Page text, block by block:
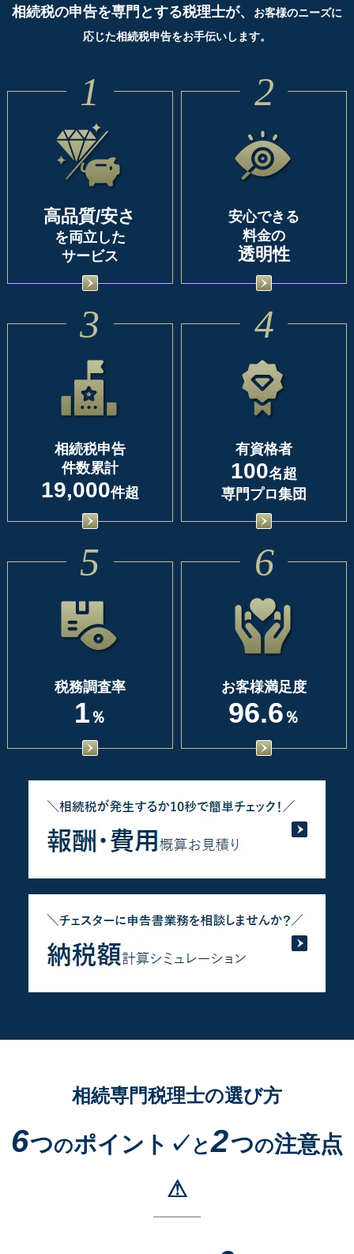
相続税の申告を専門とする税理士が、
お客様のニーズに
応じた相続税申告をお手伝いします。
1
高品質/安さ
を両立した
サービス
2
安心できる
料金の
透明性
3
相続税申告
件数累計
19,000件超
4
有資格者
100名超
専門プロ集団
5
税務調査率
1 ％
6
お客様満足度
96.6 ％
相続専門税理士の選び方
6つのポイント✓ と2つの注意点
⚠